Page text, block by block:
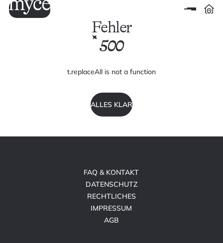
Fehler
500
t.replaceAll is not a function
ALLES KLAR
FAQ & KONTAKT
DATENSCHUTZ
RECHTLICHES
IMPRESSUM
AGB